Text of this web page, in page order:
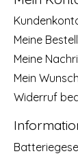
Meine
Meine
Mein
Widerruf